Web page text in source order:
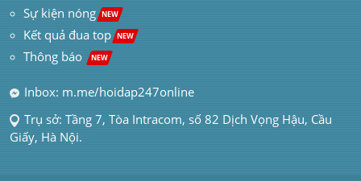
Sự kiện nóng NEW
Kết quả đua top NEW
Thông báo NEW
Inbox: m.me/hoidap247online
Trụ sở: Tầng 7, Tòa Intracom, số 82 Dịch Vọng Hậu, Cầu
Giấy, Hà Nội.